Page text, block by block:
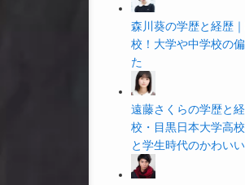
森川葵の学歴と経歴
校！大学や中学校の
た
遠藤さくらの学歴と
校・目黒日本大学高
と学生時代のかわい